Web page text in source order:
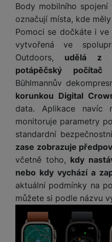
Body mobilního
označují místa, kde
Pomoci se dočkáte i ve
vytvořená ve
Outdoors, udělá z
potápěčský počítač
Bühlmannův
korunkou Digital
data. Aplikace navíc
monitoruje parametry
standardní
zase zobrazuje
včetně toho, kdy
nebo kdy vychází a
aktuální podmínky na
můžete si podle názvu